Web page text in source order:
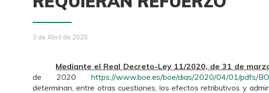
2 de Abril de 2020
Mediante el Real Decreto-Ley 11/2020, de 31 de
de 2020https://www.boe.es/boe/dias/2020/04/01/pdfs/
determinan, entre otras cuestiones, los efectos retributivos y